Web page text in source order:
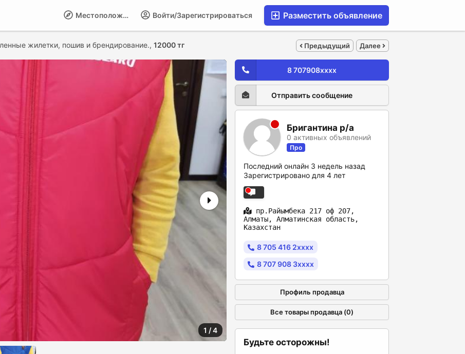
Разместить объявление
Войти/Зарегистрироваться
Местоположение
жилетки, пошив и брендирование., 12000 тг Предыдущий Далее
1 /4
8 707908xxxx
Отправить сообщение
Бригантина р/а
0 активных объявлений
Про
Последний онлайн 3 недель назад
Зарегистрировано для 4 лет
пр.Райымбека 217 оф 207,
Алматы, Алматинская область,
Казахстан
8 705 416 2xxxx
8 707 908 3xxxx
Профиль продавца
Все товары продавца (0)
Будьте осторожны!